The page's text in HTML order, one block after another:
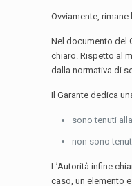
Ovviamente,
Nel documento del
chiaro. Rispetto al
dalla normativa di
Il Garante dedica
sono tenuti
non sono
L’Autorità infine
caso, un elemento